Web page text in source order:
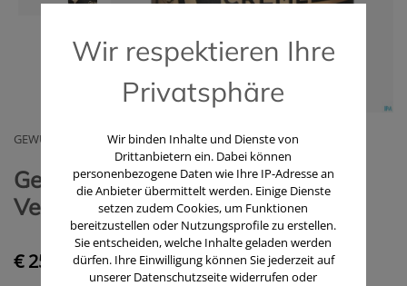
GEWUSST WIE WELLNESS & BEAUTY E.GEN.
Gewusst Wie Hildegard
Veilchencreme Intensiv 100ml
€ 25,00
Wir respektieren Ihre
Privatsphäre
Wir binden Inhalte und Dienste von
Drittanbietern ein. Dabei können
personenbezogene Daten wie Ihre IP-Adresse an
die Anbieter übermittelt werden. Einige Dienste
setzen zudem Cookies, um Funktionen
bereitzustellen oder Nutzungsprofile zu erstellen.
Sie entscheiden, welche Inhalte geladen werden
dürfen. Ihre Einwilligung können Sie jederzeit auf
unserer Datenschutzseite widerrufen oder